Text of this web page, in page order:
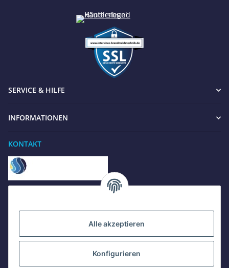
+49 8679 984969 - 0
werktags Mo–Fr 8:30–17:00 Uhr
WhatsApp
+49 162 5669885
E-Mail schreiben
shop@intersince.de
SERVICE & HILFE
INFORMATIONEN
KONTAKT
84508 Burgkirchen a.d.AlzAlle akzeptieren
Konfigurieren